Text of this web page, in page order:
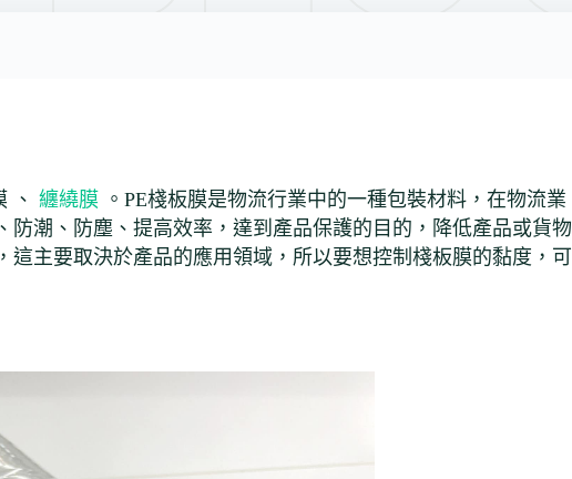
、 纏繞膜 。PE棧板膜是物流行業中的一種包裝材料，在物流業
防潮、防塵、提高效率，達到產品保護的目的，降低產品或貨物
這主要取決於產品的應用領域，所以要想控制棧板膜的黏度，可